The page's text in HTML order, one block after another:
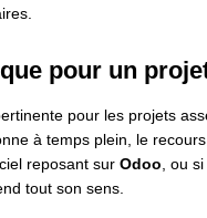
pour un
pour les projets
à temps plein, le
reposant sur Odoo, ou
tout son sens.